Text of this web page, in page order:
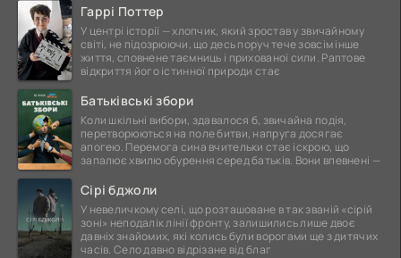
Гаррі Поттер
У центрі історії — хлопчик, який зростав у звичайному
світі, не підозрюючи, що десь поруч тече зовсім інше
життя, сповнене таємниць і прихованої сили. Раптове
відкриття його істинної природи стає
Батьківські збори
Коли шкільні вибори, здавалося б, звичайна подія,
перетворюються на поле битви, напруга досягає
апогею. Перемога сина вчительки стає іскрою, що
запалює хвилю обурення серед батьків. Вони впевнені —
Сірі бджоли
У невеличкому селі, що розташоване в так званій «сірій
зоні» неподалік лінії фронту, залишились лише двоє
давніх знайомих, які колись були ворогами ще з дитячих
часів. Село давно відрізане від благ